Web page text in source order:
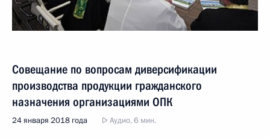
Совещание по вопросам диверсификации
производства продукции гражданского
назначения организациями ОПК
24 января 2018 года Аудио, 6 мин.